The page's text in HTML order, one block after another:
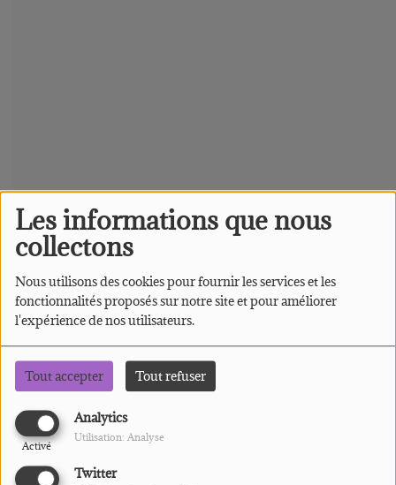
Les informations que nous
collectons
Nous utilisons des cookies pour fournir les services et les
fonctionnalités proposés sur notre site et pour améliorer
l'expérience de nos utilisateurs.
Tout accepter Tout refuser
Analytics
Activé
Utilisation: Analyse
Twitter